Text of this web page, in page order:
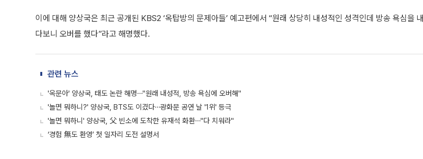
이에 대해 양상국은 최근 공개된 KBS2 ‘옥탑방의 문제아들’ 예고편에서 “원래 상당히 내성적인 성격인데 방송 욕심을 내
다보니 오버를 했다”라고 해명했다.
관련 뉴스
'옥문아' 양상국, 태도 논란 해명⋯"원래 내성적, 방송 욕심에 오버해"
'놀면 뭐하니?' 양상국, BTS도 이겼다⋯광화문 공연 날 '1위' 등극
'놀면 뭐하니' 양상국, 父 빈소에 도착한 유재석 화환⋯"다 치워라"
‘경험 無도 환영’ 첫 일자리 도전 설명서